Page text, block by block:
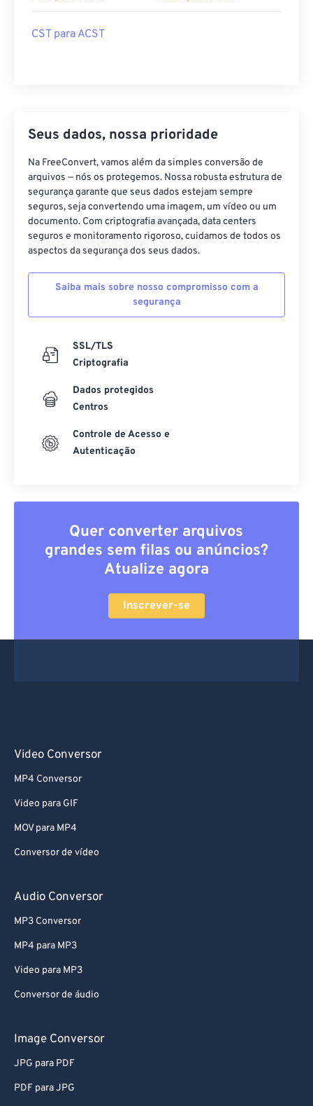
CST para ACST
Seus dados, nossa prioridade
Na FreeConvert, vamos além da simples conversão de
arquivos — nós os protegemos. Nossa robusta estrutura de
segurança garante que seus dados estejam sempre
seguros, seja convertendo uma imagem, um vídeo ou um
documento. Com criptografia avançada, data centers
seguros e monitoramento rigoroso, cuidamos de todos os
aspectos da segurança dos seus dados.
Saiba mais sobre nosso compromisso com a
segurança
SSL/TLS
Criptografia
Dados protegidos
Centros
Controle de Acesso e
Autenticação
Quer converter arquivos
grandes sem filas ou anúncios?
Atualize agora
Inscrever-se
Video Conversor
MP4 Conversor
Video para GIF
MOV para MP4
Conversor de vídeo
Audio Conversor
MP3 Conversor
MP4 para MP3
Video para MP3
Conversor de áudio
Image Conversor
JPG para PDF
PDF para JPG